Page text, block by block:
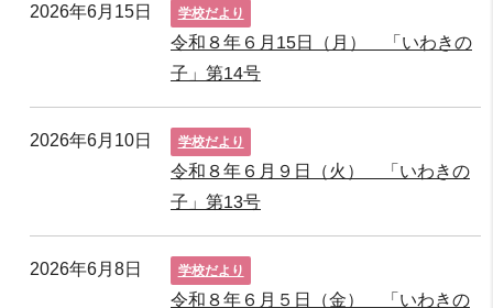
2026年6月15日 学校だより
令和８年６月15日（月） 「いわきの
子」第14号
2026年6月10日 学校だより
令和８年６月９日（火） 「いわきの
子」第13号
2026年6月8日 学校だより
令和８年６月５日（金） 「いわきの